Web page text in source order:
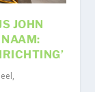
JOHN
NAAM:
,